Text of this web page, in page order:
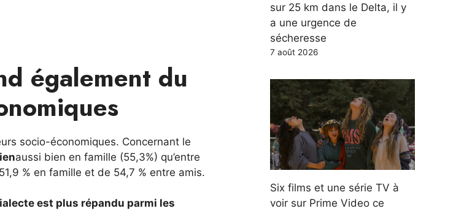
également du
socio-économiques. Concernant le
aussi bien en famille (55,3%) qu’entre
% en famille et de 54,7 % entre amis.
est plus répandu parmi les
sur 25 km dans le Delta, il y
a une urgence de
sécheresse
7 août 2026
Six films et une série TV à
voir sur Prime Video ce